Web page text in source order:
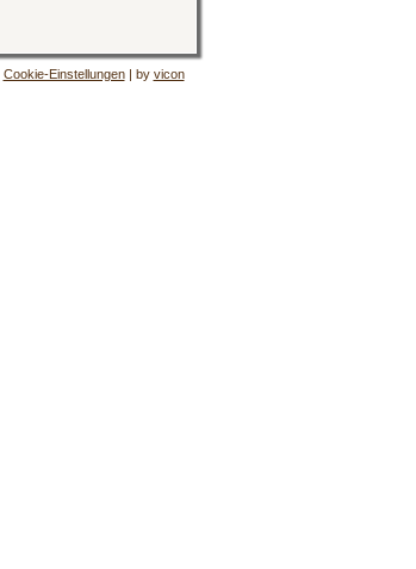
Cookie-Einstellungen| by vicon